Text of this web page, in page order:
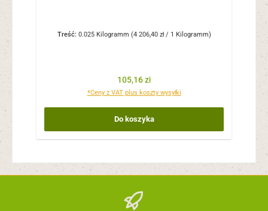
Treść: 0.025 Kilogramm (4 206,40 zł / 1 Kilogramm)
Cena regularna:
105,16 zł
*Ceny z VAT plus koszty wysyłki
Do koszyka